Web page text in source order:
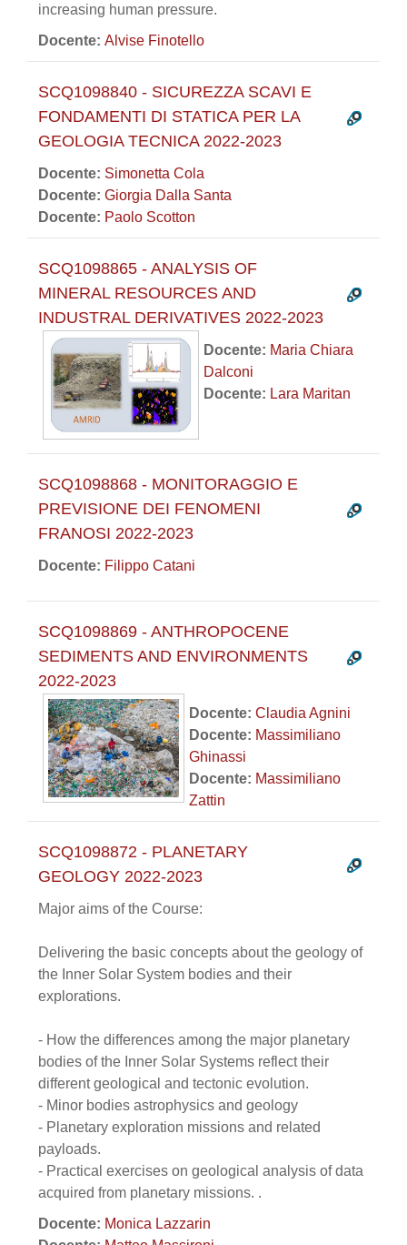
increasing human pressure.
Docente: Alvise Finotello
SCQ1098840 - SICUREZZA SCAVI E
FONDAMENTI DI STATICA PER LA
GEOLOGIA TECNICA 2022-2023
Docente: Simonetta Cola
Docente: Giorgia Dalla Santa
Docente: Paolo Scotton
SCQ1098865 - ANALYSIS OF
MINERAL RESOURCES AND
INDUSTRAL DERIVATIVES 2022-2023
Docente: Maria Chiara
Dalconi
Docente: Lara Maritan
SCQ1098868 - MONITORAGGIO E
PREVISIONE DEI FENOMENI
FRANOSI 2022-2023
Docente: Filippo Catani
SCQ1098869 - ANTHROPOCENE
SEDIMENTS AND ENVIRONMENTS
2022-2023
Docente:Claudia Agnini
Docente: Massimiliano
Ghinassi
Docente: Massimiliano
Zattin
SCQ1098872 - PLANETARY
GEOLOGY 2022-2023
Major aims of the Course:
Delivering the basic concepts about the geology of
the Inner Solar System bodies and their
explorations.
- How the differences among the major planetary
bodies of the Inner Solar Systems reflect their
different geological and tectonic evolution.
- Minor bodies astrophysics and geology
- Planetary exploration missions and related
payloads.
- Practical exercises on geological analysis of data
acquired from planetary missions. .
Docente: Monica Lazzarin